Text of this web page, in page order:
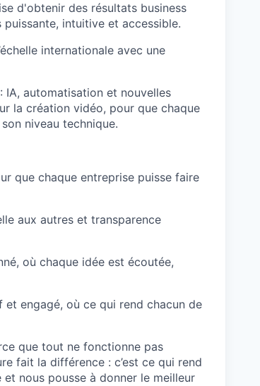
d'obtenir des résultats business
intuitive et accessible.
internationale avec une
IA, automatisation et nouvelles
la création vidéo, pour que chaque
niveau technique.
que chaque entreprise puisse faire
aux autres et transparence
où chaque idée est écoutée,
engagé, où ce qui rend chacun de
que tout ne fonctionne pas
fait la différence : c’est ce qui rend
et nous pousse à donner le meilleur